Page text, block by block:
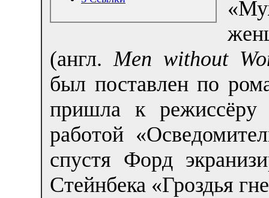
(англ.Men without
был поставлен по
пришла к
работой
спустя Форд
Стейнбека «Гроздья